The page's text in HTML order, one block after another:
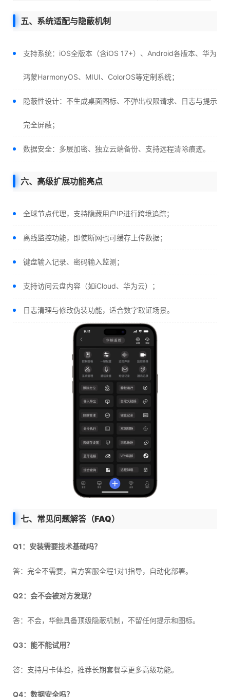
五、系统适配与隐蔽机制
支持系统：iOS全版本（含iOS 17+）、Android各版本、华为
鸿蒙HarmonyOS、MIUI、ColorOS等定制系统；
隐蔽性设计：不生成桌面图标、不弹出权限请求、日志与提示
完全屏蔽；
数据安全：多层加密、独立云端备份、支持远程清除痕迹。
六、高级扩展功能亮点
全球节点代理，支持隐藏用户IP进行跨境追踪；
离线监控功能，即使断网也可缓存上传数据；
键盘输入记录、密码输入监测；
支持访问云盘内容（如iCloud、华为云）；
日志清理与修改伪装功能，适合数字取证场景。
七、常见问题解答（FAQ）
Q1：安装需要技术基础吗？
答：完全不需要，官方客服全程1对1指导，自动化部署。
Q2：会不会被对方发现？
答：不会，华鲸具备顶级隐蔽机制，不留任何提示和图标。
Q3：能不能试用？
答：支持月卡体验，推荐长期套餐享更多高级功能。
Q4：数据安全吗？